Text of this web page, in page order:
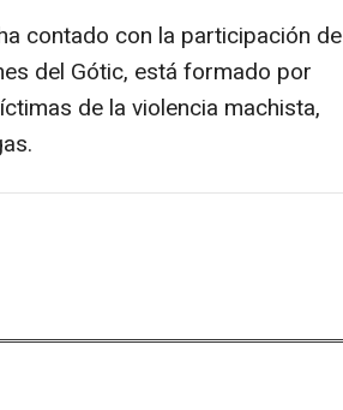
contado con la participación de
del Gótic, está formado por
de la violencia machista,